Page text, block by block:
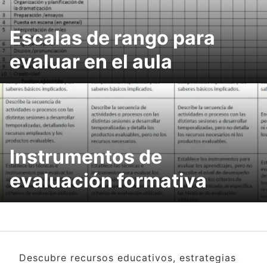
Escalas de rango para
evaluar en el aula
Instrumentos de
evaluación formativa
Descubre recursos educativos, estrategias